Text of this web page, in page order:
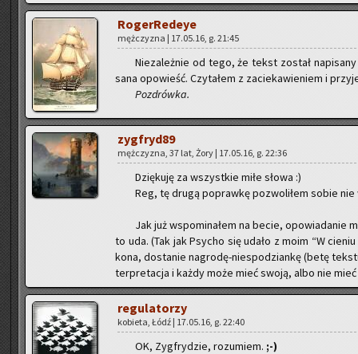
Ro­ger­Re­deye
męż­czy­zna | 17.05.16, g. 21:45
Nie­za­leż­nie od tego, że tekst zo­stał
sa­na opo­wieść. Czy­ta­łem z za­cie­ka­wie­niem i
Po­zdrów­ka.
zyg­fry­d89
męż­czy­zna, 37 lat, Żory | 17.05.16, g. 22:36
Dzię­ku­ję za wszyst­kie miłe słowa :)
Reg, tę drugą po­praw­kę po­zwo­li­łem sobie
Jak już wspo­mi­na­łem na becie, opo­wia­da­nie
to uda. (Tak jak Psy­cho się udało z moim “W
ko­na, do­sta­nie na­gro­dę-nie­spo­dzian­kę (betę
ter­pre­ta­cja i każdy może mieć swoją, albo nie
re­gu­la­to­rzy
ko­bie­ta, Łódź | 17.05.16, g. 22:40
OK, Zyg­fry­dzie, ro­zu­miem. ;-)